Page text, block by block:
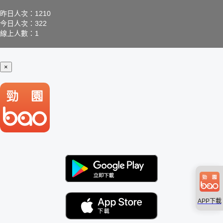
昨日人次：1210
今日人次：322
線上人數：1
×
APP下載